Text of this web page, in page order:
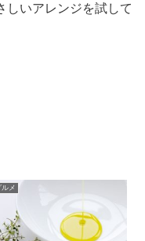
しいアレンジを試して
メ